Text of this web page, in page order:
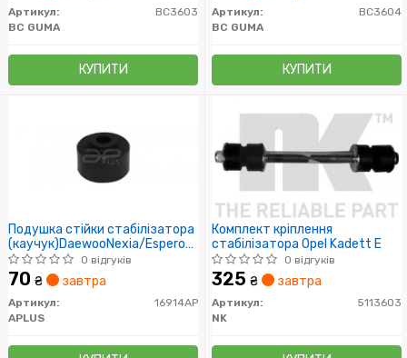
Артикул:
BC3603
BC GUMA
КУПИТИ
Артикул:
BC3604
BC GUMA
КУПИТИ
Подушка стійки стабілізатора
(каучук)DaewooNexia/Espero/Lanos,Opel
Kadett/Ascona0 відгуків
70 ₴ завтра
Артикул:
16914AP
APLUS
Комплект кріплення
стабілізатора Opel Kadett E
0 відгуків
325 ₴ завтра
Артикул:
5113603
NK